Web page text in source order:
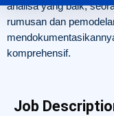
analisa yang baik,
rumusan dan
komprehensif.
Job